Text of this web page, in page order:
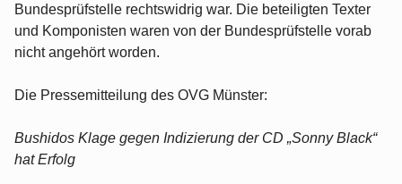
Bundesprüfstelle rechtswidrig war. Die beteiligten Texter
und Komponisten waren von der Bundesprüfstelle vorab
nicht angehört worden.
Die Pressemitteilung des OVG Münster:
Bushidos Klage gegen Indizierung der CD „Sonny Black“
hat Erfolg